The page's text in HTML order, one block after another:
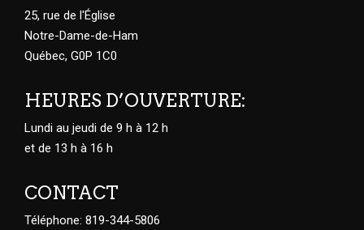
25, rue de l'Église
Notre-Dame-de-Ham
Québec, G0P 1C0
HEURES D’OUVERTURE:
Lundi au jeudi de 9 h à 12 h
et de 13 h à 16 h
CONTACT
Téléphone: 819-344-5806